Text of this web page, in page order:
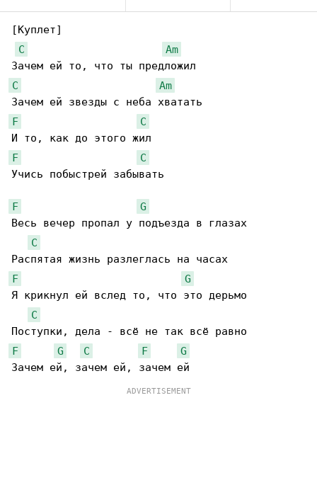
[Куплет]
C
Am
C
Am
F
C
F
C
Учись побыстрей забывать
F
G
Весь вечер пропал у подъезда в глазах
C
F
G
Я крикнул ей вслед то, что это дерьмо
C
F
G C F
G